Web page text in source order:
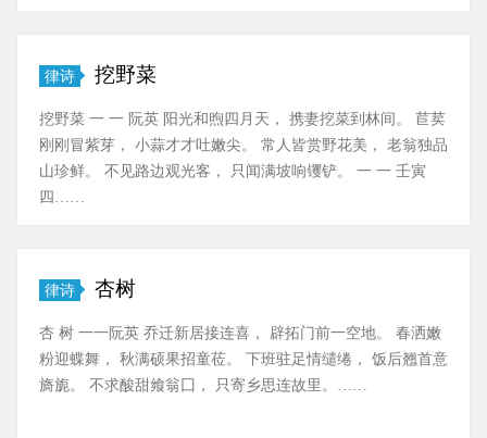
律诗 挖野菜
挖野菜 一 一 阮英 阳光和煦四月天， 携妻挖菜到林间。 苣荬
刚刚冒紫芽， 小蒜才才吐嫩尖。 常人皆赏野花美， 老翁独品
山珍鲜。 不见路边观光客， 只闻满坡响䦆铲。 一 一 壬寅
四……
律诗 杏树
杏 树 一一阮英 乔迁新居接连喜， 辟拓门前一空地。 春洒嫩
粉迎蝶舞， 秋满硕果招童莅。 下班驻足情缱绻， 饭后翘首意
旖旎。 不求酸甜飨翁囗， 只寄乡思连故里。……